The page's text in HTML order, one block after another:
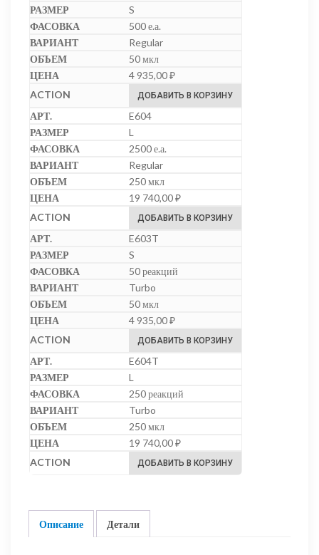
S
500 е.а.
Regular
50 мкл
4 935,00₽
ДОБАВИТЬ В КОРЗИНУ
E604
L
2500 е.а.
Regular
250 мкл
19 740,00₽
ДОБАВИТЬ В КОРЗИНУ
E603T
S
50 реакций
Turbo
50 мкл
4 935,00₽
ДОБАВИТЬ В КОРЗИНУ
E604T
L
250 реакций
Turbo
250 мкл
19 740,00₽
ДОБАВИТЬ В КОРЗИНУ
Описание Детали